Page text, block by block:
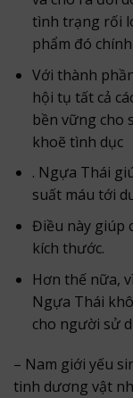
tình trạng rối
phẩm đó
Với thành
hội tụ tất cả
bền vững cho
khoẽ tình dục
. Ngựa Thái
suất máu tới
Điều này giúp
kích thước.
Hơn thế nữa,
Ngựa Thái
cho người sử
– Nam giới yếu
tinh dương vật